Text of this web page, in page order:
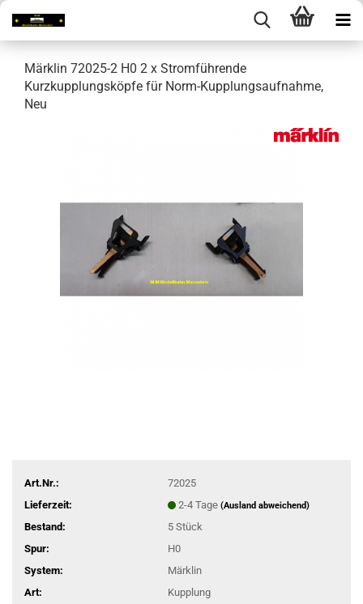
Märklin 72025-2 H0 2 x Stromführende
Kurzkupplungsköpfe für Norm-Kupplungsaufnahme,
Neu
Art.Nr.:
72025
Lieferzeit:
2-4 Tage (Ausland abweichend)
Bestand: 5 Stück
Spur:
H0
System:
Märklin
Art:
Kupplung